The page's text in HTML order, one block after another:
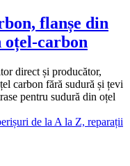
flanșe din
carbon
direct și producător,
carbon fără sudură și țevi
pentru sudură din oțel